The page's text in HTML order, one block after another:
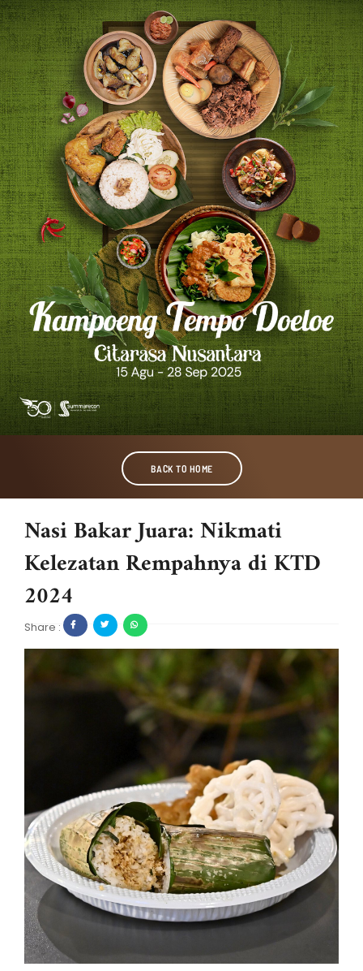
BACK TO HOME
Nasi Bakar Juara: Nikmati
Kelezatan Rempahnya di KTD
2024
Share :